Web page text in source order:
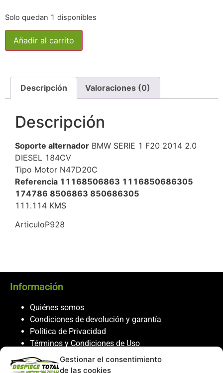
Gestionar el consentimiento
de las cookies
Solo quedan 1 disponibles
Añadir al carrito
Descripción Valoraciones (0)
Descripción
Soporte alternador BMW SERIE 1 F20 2014 2.0
DIESEL 184CV
Tipo Motor N47D20C
Referencia 11168506863 1116850686305
174786 8506863 850686305
111.114 KMS
ArticuloP928
Información
Quiénes somos
Condiciones de devolución y garantía
Política de Privacidad
Términos y Condiciones de Uso
Política de Cookies